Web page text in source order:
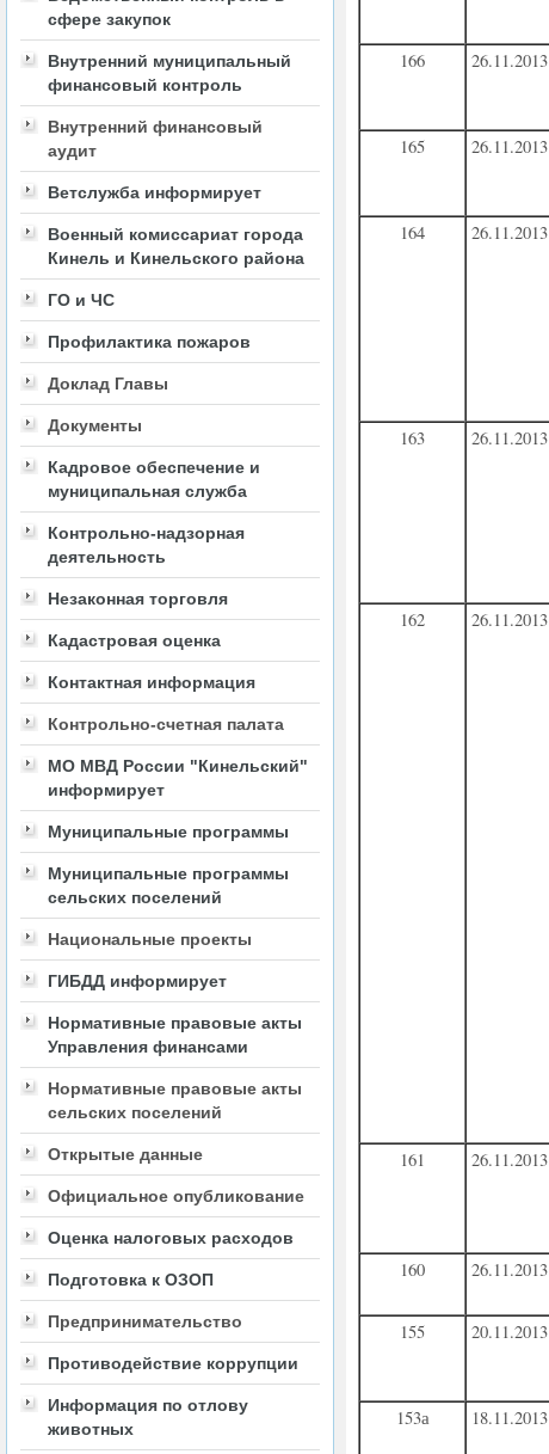
сфере закупок
Внутренний муниципальный
финансовый контроль
Внутренний финансовый
аудит
Ветслужба информирует
Военный комиссариат города
Кинель и Кинельского района
ГО и ЧС
Профилактика пожаров
Доклад Главы
Документы
Кадровое обеспечение и
муниципальная служба
Контрольно-надзорная
деятельность
Незаконная торговля
Кадастровая оценка
Контактная информация
Контрольно-счетная палата
МО МВД России "Кинельский"
информирует
Муниципальные программы
Муниципальные программы
сельских поселений
Национальные проекты
ГИБДД информирует
Нормативные правовые акты
Управления финансами
Нормативные правовые акты
сельских поселений
Открытые данные
Официальное опубликование
Оценка налоговых расходов
Подготовка к ОЗОП
Предпринимательство
Противодействие коррупции
Информация по отлову
животных
166 26.11.2013
165 26.11.2013
164 26.11.2013
163 26.11.2013
162 26.11.2013
161 26.11.2013
160 26.11.2013
155 20.11.2013
153а 18.11.2013